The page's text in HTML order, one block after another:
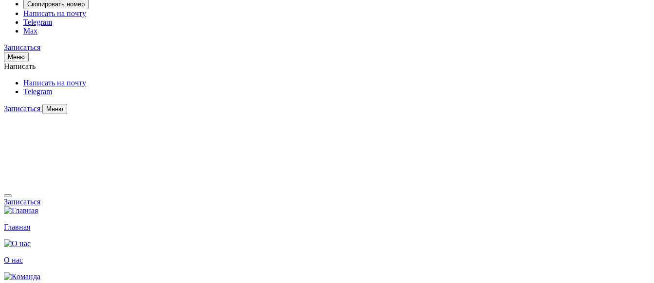
Скопировать номер
Написать на почту
Telegram
Max
Записаться
Меню
Написать
Написать на почту
Telegram
Записаться Меню
Записаться
Главная
О нас